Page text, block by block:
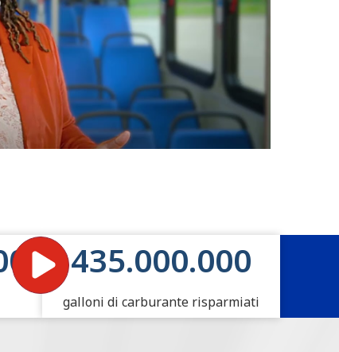
435.000.000
galloni di carburante risparmiati